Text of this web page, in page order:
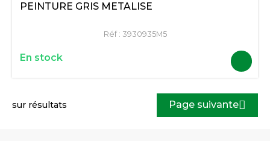
PEINTURE GRIS METALISE
Réf : 3930935M5
En stock
sur résultats Page suivante